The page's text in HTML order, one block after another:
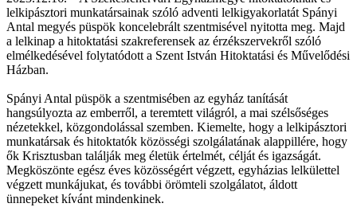
lelkipásztori munkatársainak szóló adventi lelkigyakorlatát Spányi
Antal megyés püspök koncelebrált szentmisével nyitotta meg. Majd
a lelkinap a hitoktatási szakreferensek az érzékszervekről szóló
elmélkedésével folytatódott a Szent István Hitoktatási és Művelődési
Házban.
Spányi Antal püspök a szentmisében az egyház tanítását
hangsúlyozta az emberről, a teremtett világról, a mai szélsőséges
nézetekkel, közgondolással szemben. Kiemelte, hogy a lelkipásztori
munkatársak és hitoktatók közösségi szolgálatának alappillére, hogy
ők Krisztusban találják meg életük értelmét, célját és igazságát.
Megköszönte egész éves közösségért végzett, egyházias lelkülettel
végzett munkájukat, és további örömteli szolgálatot, áldott
ünnepeket kívánt mindenkinek.